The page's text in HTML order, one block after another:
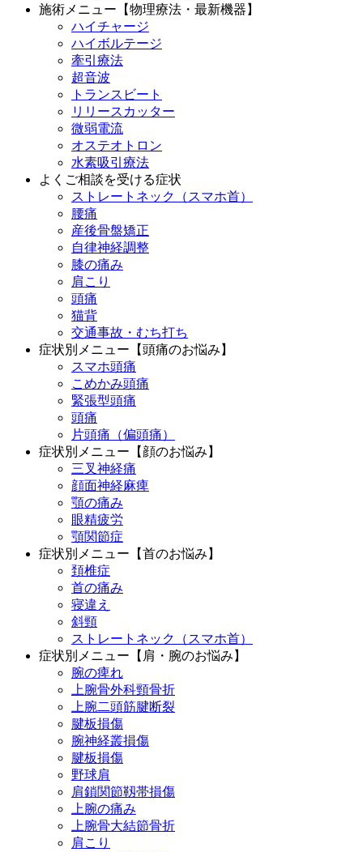
施術メニュー【物理療法・最新機器】
ハイチャージ
ハイボルテージ
牽引療法
超音波
トランスビート
リリースカッター
微弱電流
オステオトロン
水素吸引療法
よくご相談を受ける症状
ストレートネック（スマホ首）
腰痛
産後骨盤矯正
自律神経調整
膝の痛み
肩こり
頭痛
猫背
交通事故・むち打ち
症状別メニュー【頭痛のお悩み】
スマホ頭痛
こめかみ頭痛
緊張型頭痛
頭痛
片頭痛（偏頭痛）
症状別メニュー【顔のお悩み】
三叉神経痛
顔面神経麻痺
顎の痛み
眼精疲労
顎関節症
症状別メニュー【首のお悩み】
頚椎症
首の痛み
寝違え
斜頸
ストレートネック（スマホ首）
症状別メニュー【肩・腕のお悩み】
腕の痺れ
上腕骨外科頸骨折
上腕二頭筋腱断裂
腱板損傷
腕神経叢損傷
腱板損傷
野球肩
肩鎖関節靱帯損傷
上腕の痛み
上腕骨大結節骨折
肩こり